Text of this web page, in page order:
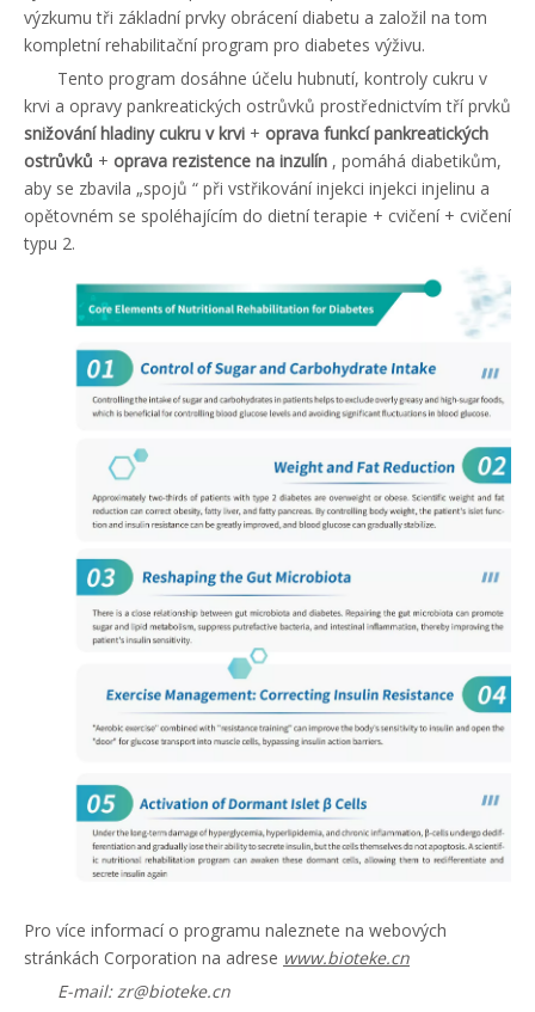
výzkumu tři základní prvky obrácení diabetu a založil na tom
kompletní rehabilitační program pro diabetes výživu.
Tento program dosáhne účelu hubnutí, kontroly cukru v
krvi a opravy pankreatických ostrůvků prostřednictvím tří prvků
snižování hladiny cukru v krvi + oprava funkcí pankreatických
ostrůvků + oprava rezistence na inzulín , pomáhá diabetikům,
aby se zbavila „spojů “ při vstřikování injekci injekci injelinu a
opětovném se spoléhajícím do dietní terapie + cvičení + cvičení
typu 2.
Pro více informací o programu naleznete na webových
stránkách Corporation na adrese www.bioteke.cn
E-mail: zr@bioteke.cn